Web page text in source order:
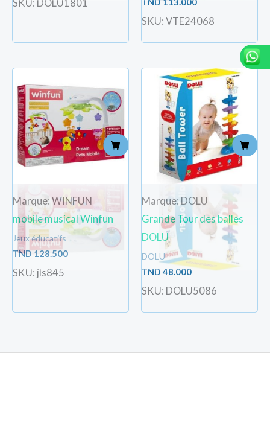
SKU: DOLU1801
SKU: VTE24068
Marque: WINFUN
mobile musical Winfun
Jeux éducatifs
TND128.500
SKU: jls845
Marque: DOLU
Grande Tour des balles
DOLU
DOLU
TND 48.000
SKU: DOLU5086